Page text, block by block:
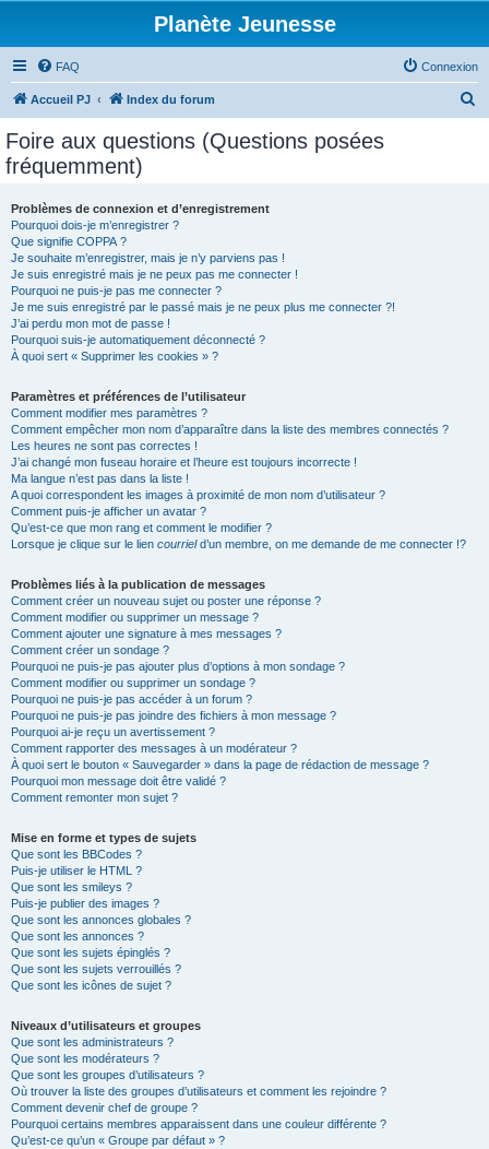
Planète Jeunesse
FAQ Connexion
Accueil PJ Index du forum
Foire aux questions (Questions posées
fréquemment)
Problèmes de connexion et d’enregistrement
Pourquoi dois-je m’enregistrer ?
Que signifie COPPA ?
Je souhaite m’enregistrer, mais je n’y parviens pas !
Je suis enregistré mais je ne peux pas me connecter !
Pourquoi ne puis-je pas me connecter ?
Je me suis enregistré par le passé mais je ne peux plus me connecter ?!
J’ai perdu mon mot de passe !
Pourquoi suis-je automatiquement déconnecté ?
À quoi sert « Supprimer les cookies » ?
Paramètres et préférences de l’utilisateur
Comment modifier mes paramètres ?
Comment empêcher mon nom d’apparaître dans la liste des membres connectés ?
Les heures ne sont pas correctes !
J’ai changé mon fuseau horaire et l’heure est toujours incorrecte !
Ma langue n’est pas dans la liste !
A quoi correspondent les images à proximité de mon nom d’utilisateur ?
Comment puis-je afficher un avatar ?
Qu’est-ce que mon rang et comment le modifier ?
Lorsque je clique sur le lien courrield’un membre, on me demande de me connecter !?
Problèmes liés à la publication de messages
Comment créer un nouveau sujet ou poster une réponse ?
Comment modifier ou supprimer un message ?
Comment ajouter une signature à mes messages ?
Comment créer un sondage ?
Pourquoi ne puis-je pas ajouter plus d’options à mon sondage ?
Comment modifier ou supprimer un sondage ?
Pourquoi ne puis-je pas accéder à un forum ?
Pourquoi ne puis-je pas joindre des fichiers à mon message ?
Pourquoi ai-je reçu un avertissement ?
Comment rapporter des messages à un modérateur ?
À quoi sert le bouton « Sauvegarder » dans la page de rédaction de message ?
Pourquoi mon message doit être validé ?
Comment remonter mon sujet ?
Mise en forme et types de sujets
Que sont les BBCodes ?
Puis-je utiliser le HTML ?
Que sont les smileys ?
Puis-je publier des images ?
Que sont les annonces globales ?
Que sont les annonces ?
Que sont les sujets épinglés ?
Que sont les sujets verrouillés ?
Que sont les icônes de sujet ?
Niveaux d’utilisateurs et groupes
Que sont les administrateurs ?
Que sont les modérateurs ?
Que sont les groupes d’utilisateurs ?
Où trouver la liste des groupes d’utilisateurs et comment les rejoindre ?
Comment devenir chef de groupe ?
Pourquoi certains membres apparaissent dans une couleur différente ?
Qu’est-ce qu’un « Groupe par défaut » ?